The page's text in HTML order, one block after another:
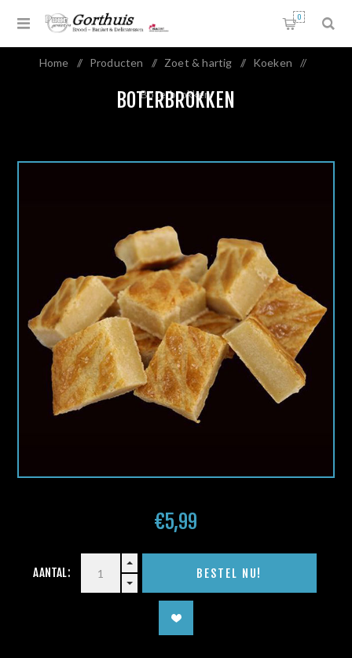
0
Home / Producten / Zoet & hartig / Koeken /
Boterbrokken
BOTERBROKKEN
€5,99
AANTAL: